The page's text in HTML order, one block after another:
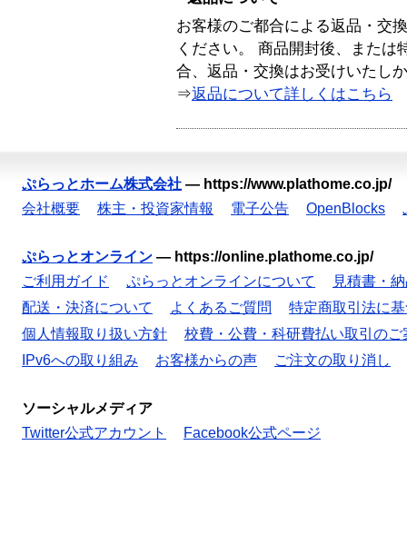
お客様のご都合による返品・交
ください。 商品開封後、または
合、返品・交換はお受けいたし
⇒返品について詳しくはこちら
ぷらっとホーム株式会社 — https://www.plathome.co.jp/
会社概要
株主・投資家情報 電子公告 OpenBlocks
ぷらっとオンライン — https://online.plathome.co.jp/
ご利用ガイド
ぷらっとオンラインについて
見積書・
配送・決済について
よくあるご質問
特定商取引法に
個人情報取り扱い方針
校費・公費・科研費払い取引のご
IPv6への取り組み
お客様からの声 ご注文の取り消し
ソーシャルメディア
Twitter公式アカウント
Facebook公式ページ